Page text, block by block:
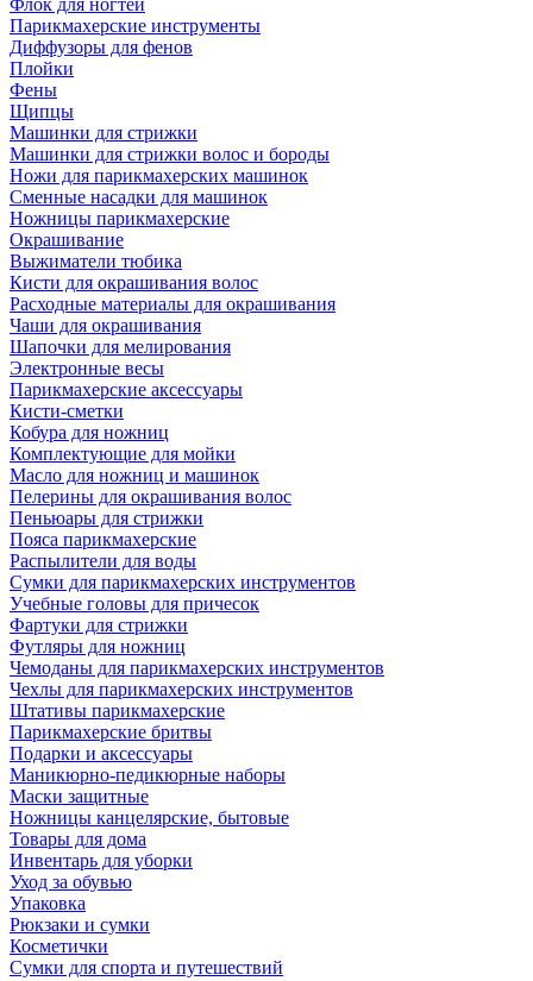
Флок для ногтей
Парикмахерские инструменты
Диффузоры для фенов
Плойки
Фены
Щипцы
Машинки для стрижки
Машинки для стрижки волос и бороды
Ножи для парикмахерских машинок
Сменные насадки для машинок
Ножницы парикмахерские
Окрашивание
Выжиматели тюбика
Кисти для окрашивания волос
Расходные материалы для окрашивания
Чаши для окрашивания
Шапочки для мелирования
Электронные весы
Парикмахерские аксессуары
Кисти-сметки
Кобура для ножниц
Комплектующие для мойки
Масло для ножниц и машинок
Пелерины для окрашивания волос
Пеньюары для стрижки
Пояса парикмахерские
Распылители для воды
Сумки для парикмахерских инструментов
Учебные головы для причесок
Фартуки для стрижки
Футляры для ножниц
Чемоданы для парикмахерских инструментов
Чехлы для парикмахерских инструментов
Штативы парикмахерские
Парикмахерские бритвы
Подарки и аксессуары
Маникюрно-педикюрные наборы
Маски защитные
Ножницы канцелярские, бытовые
Товары для дома
Инвентарь для уборки
Уход за обувью
Упаковка
Рюкзаки и сумки
Косметички
Сумки для спорта и путешествий